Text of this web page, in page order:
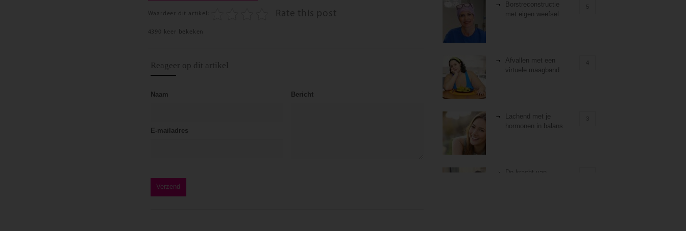
Waardeer dit artikel: Rate this post
4390 keer bekeken
Reageer op dit artikel
Naam
E-mailadres
Bericht
Borstreconstructie
met eigen weefsel
5
Afvallen met een
virtuele maagband
4
Lachend met je
hormonen in balans
3
De kracht van